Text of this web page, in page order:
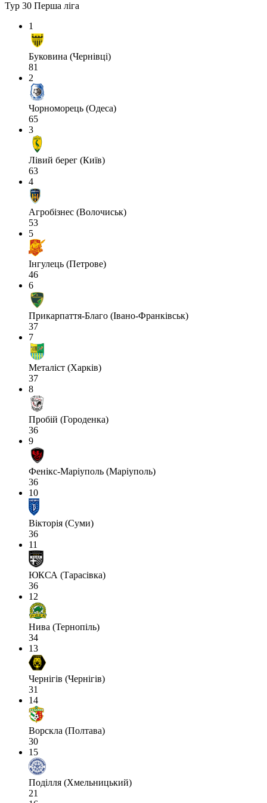
Тур 30 Перша ліга
1
Буковина (Чернівці)
81
2
Чорноморець (Одеса)
65
3
Лівий берег (Київ)
63
4
Агробізнес (Волочиськ)
53
5
Інгулець (Петрове)
46
6
Прикарпаття-Благо (Івано-Франківськ)
37
7
Металіст (Харків)
37
8
Пробій (Городенка)
36
9
Фенікс-Маріуполь (Маріуполь)
36
10
Вікторія (Суми)
36
11
ЮКСА (Тарасівка)
36
12
Нива (Тернопіль)
34
13
Чернігів (Чернігів)
31
14
Ворскла (Полтава)
30
15
Поділля (Хмельницький)
21